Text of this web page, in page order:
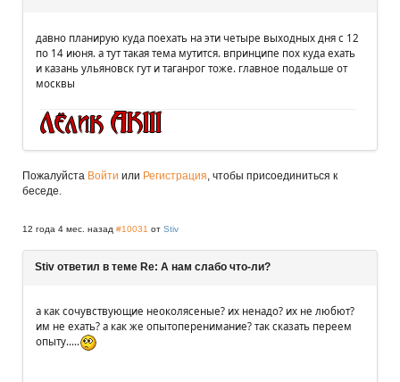
давно планирую куда поехать на эти четыре выходных дня с 12
по 14 июня. а тут такая тема мутится. впринципе пох куда ехать
и казань ульяновск гут и таганрог тоже. главное подальше от
москвы
Пожалуйста Войти или Регистрация , чтобы присоединиться к
беседе.
12 года 4 мес. назад #10031 от Stiv
Stiv ответил в теме Re: А нам слабо что-ли?
а как сочувствующие неоколясеные? их ненадо? их не любют?
им не ехать? а как же опытоперенимание? так сказать переем
опыту.....